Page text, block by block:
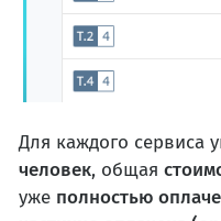
Для каждого сервиса
человек, общая
уже полностью